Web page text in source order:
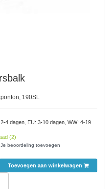
190SL
2-4 dagen, EU: 3-10 dagen, WW: 4-19
(2)
Je beoordeling toevoegen
Toevoegen aan winkelwagen